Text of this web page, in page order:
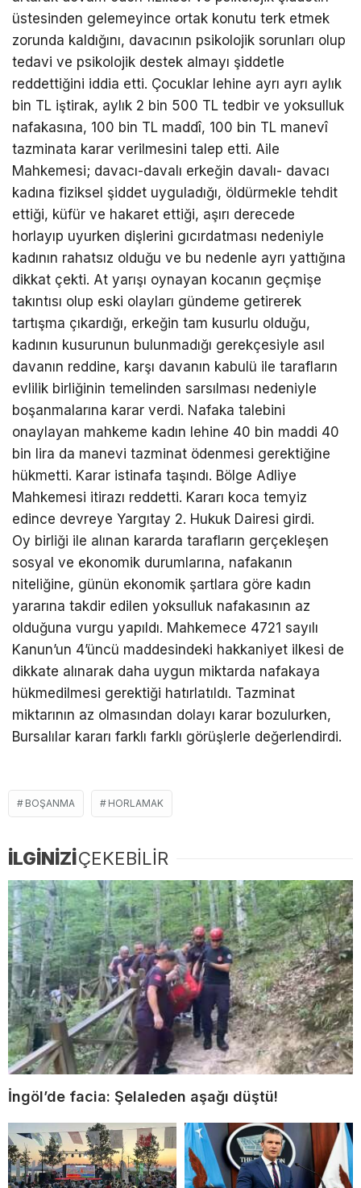
üstesinden gelemeyince ortak konutu terk etmek
zorunda kaldığını, davacının psikolojik sorunları olup
tedavi ve psikolojik destek almayı şiddetle
reddettiğini iddia etti. Çocuklar lehine ayrı ayrı aylık
bin TL iştirak, aylık 2 bin 500 TL tedbir ve yoksulluk
nafakasına, 100 bin TL maddî, 100 bin TL manevî
tazminata karar verilmesini talep etti. Aile
Mahkemesi; davacı-davalı erkeğin davalı- davacı
kadına fiziksel şiddet uyguladığı, öldürmekle tehdit
ettiği, küfür ve hakaret ettiği, aşırı derecede
horlayıp uyurken dişlerini gıcırdatması nedeniyle
kadının rahatsız olduğu ve bu nedenle ayrı yattığına
dikkat çekti. At yarışı oynayan kocanın geçmişe
takıntısı olup eski olayları gündeme getirerek
tartışma çıkardığı, erkeğin tam kusurlu olduğu,
kadının kusurunun bulunmadığı gerekçesiyle asıl
davanın reddine, karşı davanın kabulü ile tarafların
evlilik birliğinin temelinden sarsılması nedeniyle
boşanmalarına karar verdi. Nafaka talebini
onaylayan mahkeme kadın lehine 40 bin maddi 40
bin lira da manevi tazminat ödenmesi gerektiğine
hükmetti. Karar istinafa taşındı. Bölge Adliye
Mahkemesi itirazı reddetti. Kararı koca temyiz
edince devreye Yargıtay 2. Hukuk Dairesi girdi.
Oy birliği ile alınan kararda tarafların gerçekleşen
sosyal ve ekonomik durumlarına, nafakanın
niteliğine, günün ekonomik şartlara göre kadın
yararına takdir edilen yoksulluk nafakasının az
olduğuna vurgu yapıldı. Mahkemece 4721 sayılı
Kanun’un 4’üncü maddesindeki hakkaniyet ilkesi de
dikkate alınarak daha uygun miktarda nafakaya
hükmedilmesi gerektiği hatırlatıldı. Tazminat
miktarının az olmasından dolayı karar bozulurken,
Bursalılar kararı farklı farklı görüşlerle değerlendirdi.
BOŞANMA HORLAMAK
İLGİNİZİÇEKEBİLİR
İngöl’de facia: Şelaleden aşağı düştü!